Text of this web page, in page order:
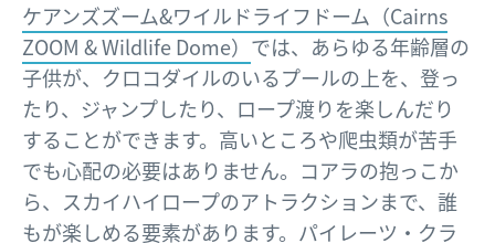
ケアンズズーム&ワイルドライフドーム（Cairns
ZOOM & Wildlife Dome） では、あらゆる年齢層の
子供が、クロコダイルのいるプールの上を、登っ
たり、ジャンプしたり、ロープ渡りを楽しんだり
することができます。高いところや爬虫類が苦手
でも心配の必要はありません。コアラの抱っこか
ら、スカイハイロープのアトラクションまで、誰
もが楽しめる要素があります。パイレーツ・クラ